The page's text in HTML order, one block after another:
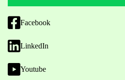
Facebook
LinkedIn
Youtube